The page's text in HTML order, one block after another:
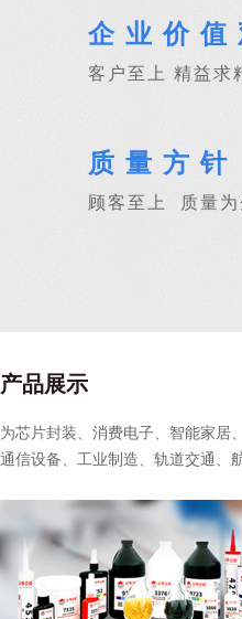
企业价值
客户至上 精益求
质量方针
顾客至上 质量
产品展示
为芯片封装、消费电子、智能家居
通信设备、工业制造、轨道交通、